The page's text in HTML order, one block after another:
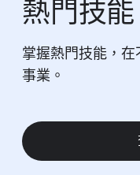
熱門​技​能
掌握​熱門​技能，​
事業。